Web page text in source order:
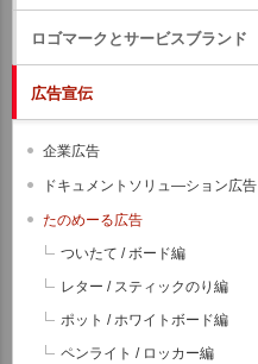
ロゴマークとサービスブランド
広告宣伝
企業広告
ドキュメントソリュ―ション広告
たのめーる広告
ついたて / ボード編
レター / スティックのり編
ポット / ホワイトボード編
ペンライト / ロッカー編